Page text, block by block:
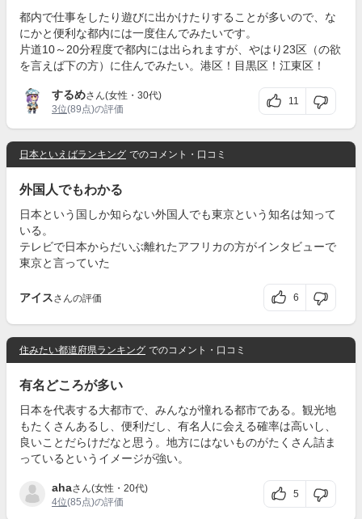
都内で仕事をしたり遊びに出かけたりすることが多いので、な
にかと便利な都内には一度住んでみたいです。
片道10～20分程度で都内には出られますが、やはり23区（の欲
を言えば下の方）に住んでみたい。港区！目黒区！江東区！
するめさん(女性・30代)
3位(89点)の評価
11
日本といえばランキング でのコメント・口コミ
外国人でもわかる
日本という国しか知らない外国人でも東京という知名は知って
いる。
テレビで日本からだいぶ離れたアフリカの方がインタビューで
東京と言っていた
アイスさんの評価 6
住みたい都道府県ランキング でのコメント・口コミ
有名どころが多い
日本を代表する大都市で、みんなが憧れる都市である。観光地
もたくさんあるし、便利だし、有名人に会える確率は高いし、
良いことだらけだなと思う。地方にはないものがたくさん詰ま
っているというイメージが強い。
ahaさん(女性・20代)
4位(85点)の評価
5